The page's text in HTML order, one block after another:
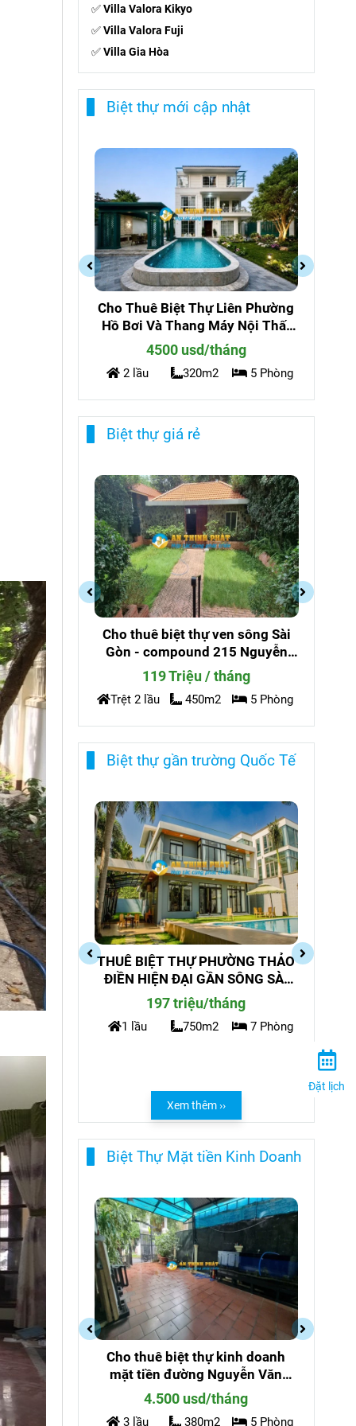
✅ Villa Valora Kikyo
✅ Villa Valora Fuji
✅ Villa Gia Hòa
Biệt thự mới cập nhật
Cho Thuê Biệt Thự 216 Nguyễn
Văn Hưởng Nội Thất Đẹp Hồ bơi
Riêng
8000 usd/tháng
2 lầu 220m2 6 Phòng
Biệt thự giá rẻ
sông Sài
Nguyễn
5 Phòng
Cho Thuê Biệt thự Compound
200 Nguyễn Văn Hưởng
_Phường Thảo Điền - An Ninh
90 triệu / tháng
Trệt 3 lầu 380m2 4 Phòng
Biệt thự gần trường Quốc Tế
THẢO
SÀI
Cho thuê biệt thự compound 146
Nguyễn Văn Hưởng phường
Thảo Điền - An Ninh Cao
4.000 usd/tháng
2 lầu 380m2 4 Phòng
Xem thêm ››
Biệt Thự Mặt tiền Kinh Doanh
kinh doanh
Văn
Thảo Điền
tháng
Cho Thuê Biệt Thự 700m Tại
Góc Đường Thảo Điền và XLHN -
Kinh Doanh Nhà Hàng, Mặt Tiền
Đẹp, Chỗ Để Xe Rộng
300 triệu/tháng
700m2
Suốt
Đặt lịch